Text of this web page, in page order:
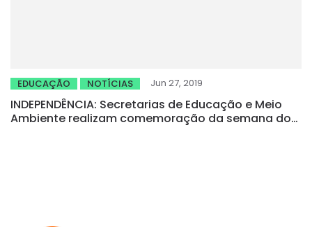
EDUCAÇÃO NOTÍCIAS Jun 27, 2019
INDEPENDÊNCIA: Secretarias de Educação e Meio
Ambiente realizam comemoração da semana do